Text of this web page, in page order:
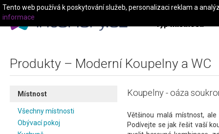
Typ místnosti
Produkty – Moderní Koupelny a WC
Místnost
Všechny místnosti
Obývací pokoj
Koupelny - oáza
Většinou malá místnost,
Podívejte se jak řešit vaší
Tento web používá k poskytování služeb, personalizaci reklam a
informace